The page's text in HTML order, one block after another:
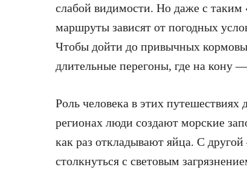
слабой видимости. Но даже с таким
маршруты зависят от погодных
Чтобы дойти до привычных
длительные перегоны, где на кону
Роль человека в этих
регионах люди создают морские
как раз откладывают яйца. С
столкнуться с световым